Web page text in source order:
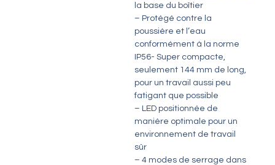
la base du boîtier
– Protégé contre la
poussière et l’eau
conformément à la norme
IP56- Super compacte,
seulement 144 mm de long,
pour un travail aussi peu
fatigant que possible
– LED positionnée de
manière optimale pour un
environnement de travail
sûr
– 4 modes de serrage dans